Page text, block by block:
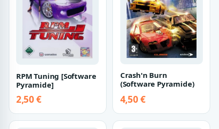
RPM Tuning [Software
Pyramide]
2,50 €
Crash'n Burn
(Software Pyramide)
4,50 €